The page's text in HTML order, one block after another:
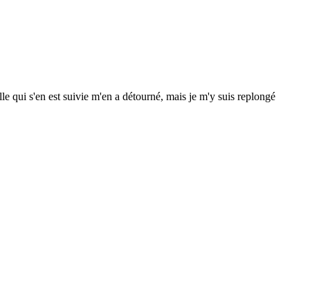
qui s'en est suivie m'en a détourné, mais je m'y suis replongé